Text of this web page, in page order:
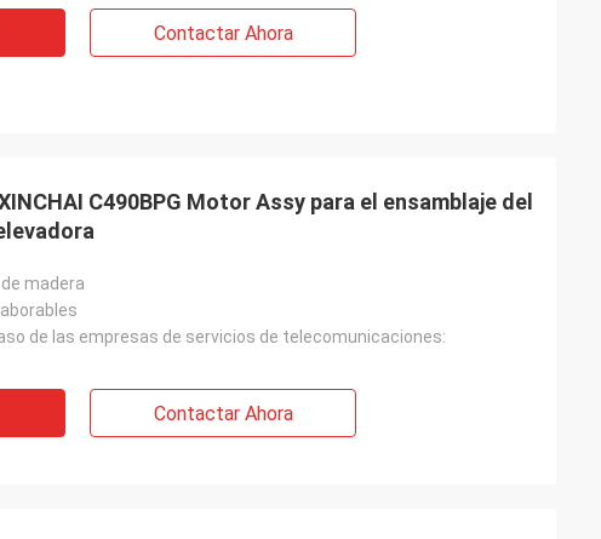
Contactar Ahora
C490BPG Motor Assy para el ensamblaje del
madera
de las empresas de servicios de telecomunicaciones:
Contactar Ahora